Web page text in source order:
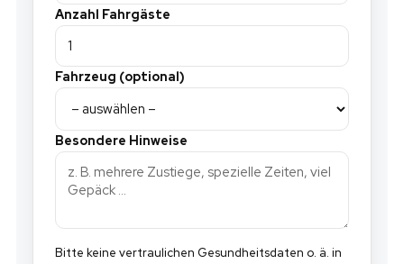
Anzahl Fahrgäste
Fahrzeug (optional)
Besondere Hinweise
Bitte keine vertraulichen Gesundheitsdaten o. ä. in